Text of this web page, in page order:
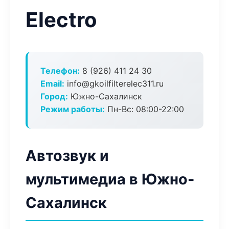
Electro
Телефон: 8 (926) 411 24 30
Email: info@gkoilfilterelec311.ru
Город: Южно-Сахалинск
Режим работы: Пн-Вс: 08:00-22:00
Автозвук и
мультимедиа в Южно-
Сахалинск